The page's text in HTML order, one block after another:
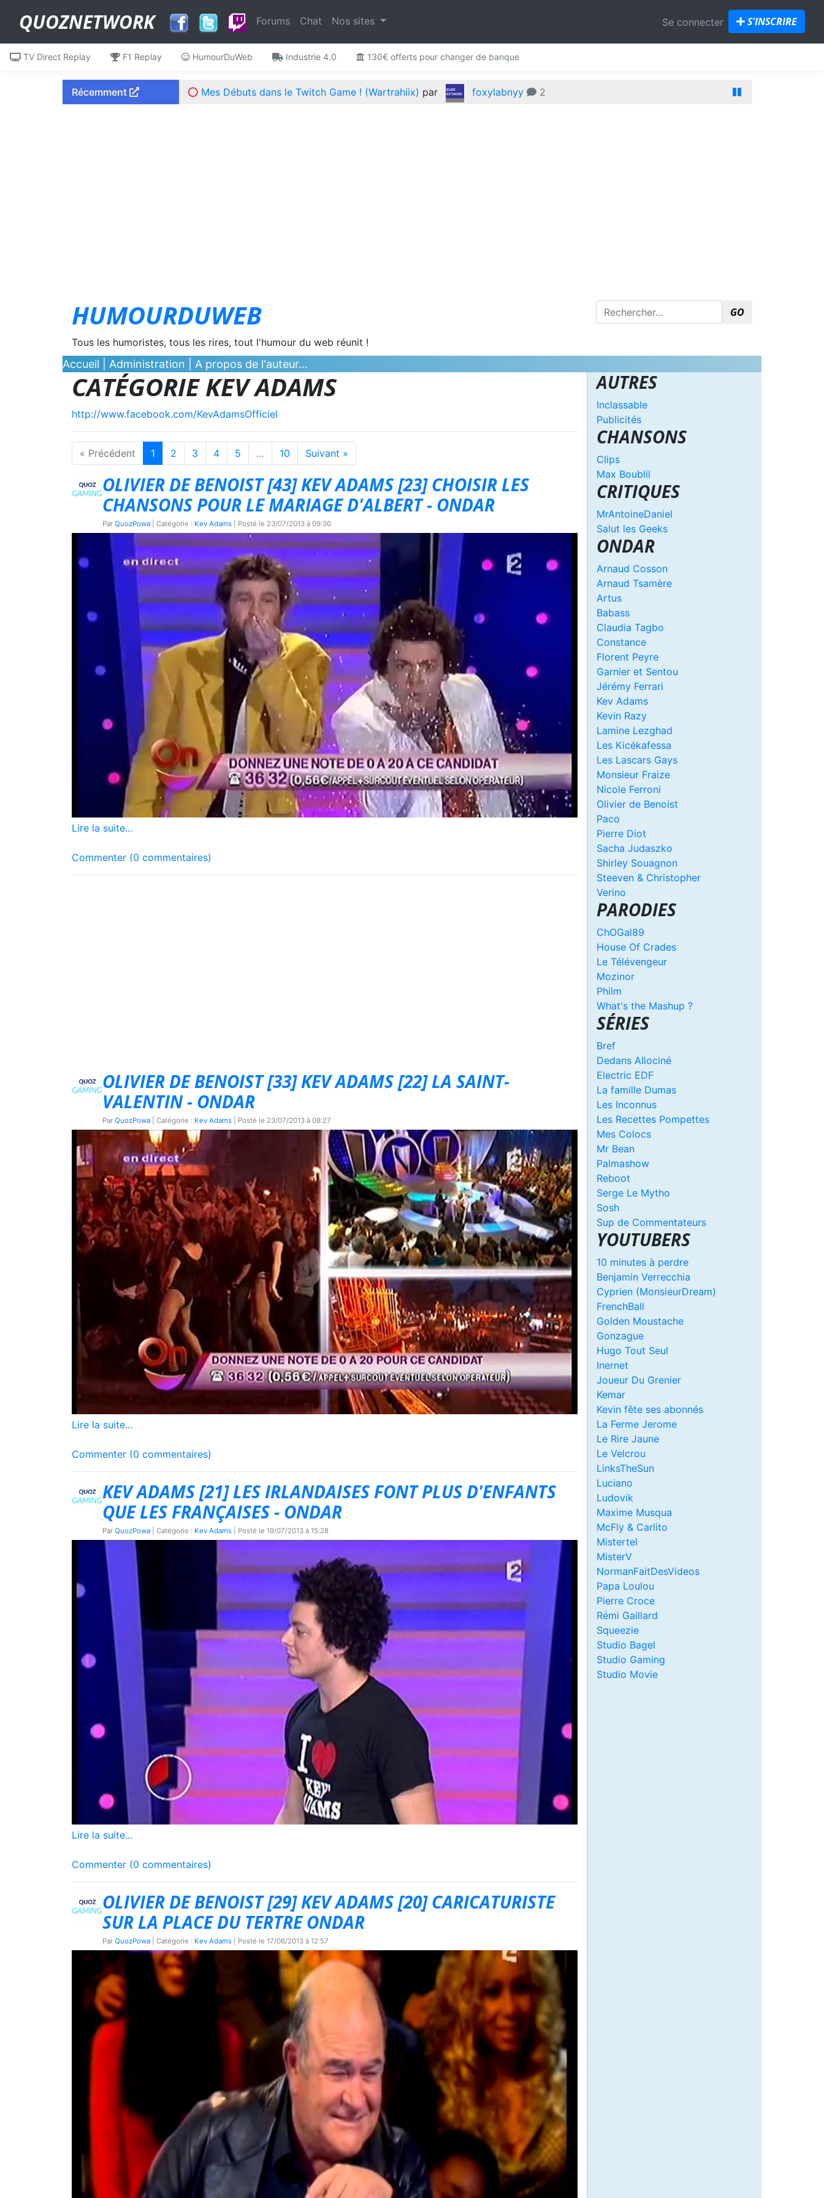
QUOZNETWORK Forums Chat Nos sites Se connecter S'INSCRIRE
TV Direct Replay F1 Replay HumourDuWeb Industrie 4.0 130€ offerts pour changer de banque
Récemment Mes Débuts dans le Twitch Game ! (Wartrahiix) par foxylabnyy 2
HUMOURDUWEB GO
Tous les humoristes, tous les rires, tout l'humour du web réunit !
Accueil Administration A propos de l'auteur...
CATÉGORIE KEV ADAMS
http://www.facebook.com/KevAdamsOfficiel
« Précédent 1 2 3 4 5 … 10 Suivant »
OLIVIER DE BENOIST [43] KEV ADAMS [23] CHOISIR LES
CHANSONS POUR LE MARIAGE D'ALBERT - ONDAR
Par QuozPowa | Catégorie : Kev Adams | Posté le 23/07/2013 à 09:30
Lire la suite...
Commenter (0 commentaires)
OLIVIER DE BENOIST [33] KEV ADAMS [22] LA SAINT-
VALENTIN - ONDAR
Par QuozPowa | Catégorie : Kev Adams | Posté le 23/07/2013 à 08:27
Lire la suite...
Commenter (0 commentaires)
KEV ADAMS [21] LES IRLANDAISES FONT PLUS D'ENFANTS
QUE LES FRANÇAISES - ONDAR
Par QuozPowa | Catégorie : Kev Adams | Posté le 19/07/2013 à 15:28
Lire la suite...
Commenter (0 commentaires)
OLIVIER DE BENOIST [29] KEV ADAMS [20] CARICATURISTE
SUR LA PLACE DU TERTRE ONDAR
Par QuozPowa | Catégorie : Kev Adams | Posté le 17/06/2013 à 12:57
AUTRES
Inclassable
Publicités
CHANSONS
Clips
Max Boublil
CRITIQUES
MrAntoineDaniel
Salut les Geeks
ONDAR
Arnaud Cosson
Arnaud Tsamère
Artus
Babass
Claudia Tagbo
Constance
Florent Peyre
Garnier et Sentou
Jérémy Ferrari
Kev Adams
Kevin Razy
Lamine Lezghad
Les Kicékafessa
Les Lascars Gays
Monsieur Fraize
Nicole Ferroni
Olivier de Benoist
Paco
Pierre Diot
Sacha Judaszko
Shirley Souagnon
Steeven & Christopher
Verino
PARODIES
ChOGal89
House Of Crades
Le Télévengeur
Mozinor
Philm
What's the Mashup ?
SÉRIES
Bref
Dedans Allociné
Electric EDF
La famille Dumas
Les Inconnus
Les Recettes Pompettes
Mes Colocs
Mr Bean
Palmashow
Reboot
Serge Le Mytho
Sosh
Sup de Commentateurs
YOUTUBERS
10 minutes à perdre
Benjamin Verrecchia
Cyprien (MonsieurDream)
FrenchBall
Golden Moustache
Gonzague
Hugo Tout Seul
Inernet
Joueur Du Grenier
Kemar
Kevin fête ses abonnés
La Ferme Jerome
Le Rire Jaune
Le Velcrou
LinksTheSun
Luciano
Ludovik
Maxime Musqua
McFly & Carlito
Mistertel
MisterV
NormanFaitDesVideos
Papa Loulou
Pierre Croce
Rémi Gaillard
Squeezie
Studio Bagel
Studio Gaming
Studio Movie